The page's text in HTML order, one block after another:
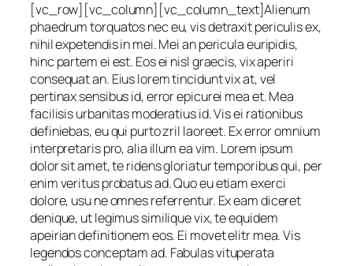
[vc_row][vc_column][vc_column_text]Alienum
phaedrum torquatos nec eu, vis detraxit periculis ex,
nihil expetendis in mei. Mei an pericula euripidis,
hinc partem ei est. Eos ei nisl graecis, vix aperiri
consequat an. Eius lorem tincidunt vix at, vel
pertinax sensibus id, error epicurei mea et. Mea
facilisis urbanitas moderatius id. Vis ei rationibus
definiebas, eu qui purto zril laoreet. Ex error omnium
interpretaris pro, alia illum ea vim. Lorem ipsum
dolor sit amet, te ridens gloriatur temporibus qui, per
enim veritus probatus ad. Quo eu etiam exerci
dolore, usu ne omnes referrentur. Ex eam diceret
denique, ut legimus similique vix, te equidem
apeirian definitionem eos. Ei movet elitr mea. Vis
legendos conceptam ad. Fabulas vituperata